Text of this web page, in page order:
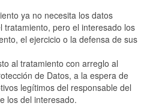
ya no necesita los datos
tratamiento, pero el interesado los
el ejercicio o la defensa de sus
al tratamiento con arreglo al
de Datos, a la espera de
legítimos del responsable del
los del interesado.